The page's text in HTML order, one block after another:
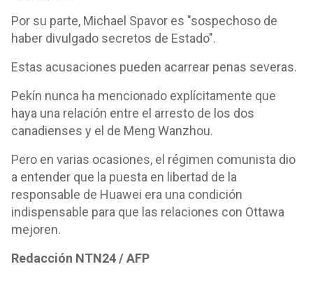
Por su parte, Michael Spavor es "sospechoso de
haber divulgado secretos de Estado".
Estas acusaciones pueden acarrear penas severas.
Pekín nunca ha mencionado explícitamente que
haya una relación entre el arresto de los dos
canadienses y el de Meng Wanzhou.
Pero en varias ocasiones, el régimen comunista dio
a entender que la puesta en libertad de la
responsable de Huawei era una condición
indispensable para que las relaciones con Ottawa
mejoren.
Redacción NTN24 / AFP